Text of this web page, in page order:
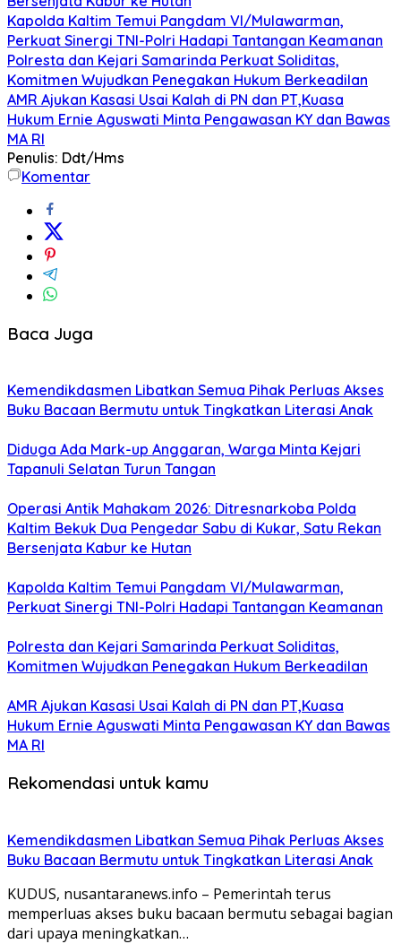
Kapolda Kaltim Temui Pangdam VI/Mulawarman,
Perkuat Sinergi TNI-Polri Hadapi Tantangan Keamanan
Polresta dan Kejari Samarinda Perkuat Soliditas,
Komitmen Wujudkan Penegakan Hukum Berkeadilan
AMR Ajukan Kasasi Usai Kalah di PN dan PT,Kuasa
Hukum Ernie Aguswati Minta Pengawasan KY dan Bawas
MA RI
Penulis: Ddt/Hms
Komentar
Baca Juga
Kemendikdasmen Libatkan Semua Pihak Perluas Akses
Buku Bacaan Bermutu untuk Tingkatkan Literasi Anak
Diduga Ada Mark-up Anggaran, Warga Minta Kejari
Tapanuli Selatan Turun Tangan
Operasi Antik Mahakam 2026: Ditresnarkoba Polda
Kaltim Bekuk Dua Pengedar Sabu di Kukar, Satu Rekan
Bersenjata Kabur ke Hutan
Kapolda Kaltim Temui Pangdam VI/Mulawarman,
Perkuat Sinergi TNI-Polri Hadapi Tantangan Keamanan
Polresta dan Kejari Samarinda Perkuat Soliditas,
Komitmen Wujudkan Penegakan Hukum Berkeadilan
AMR Ajukan Kasasi Usai Kalah di PN dan PT,Kuasa
Hukum Ernie Aguswati Minta Pengawasan KY dan Bawas
MA RI
Rekomendasi untuk kamu
Kemendikdasmen Libatkan Semua Pihak Perluas Akses
Buku Bacaan Bermutu untuk Tingkatkan Literasi Anak
KUDUS, nusantaranews.info – Pemerintah terus
memperluas akses buku bacaan bermutu sebagai bagian
dari upaya meningkatkan…